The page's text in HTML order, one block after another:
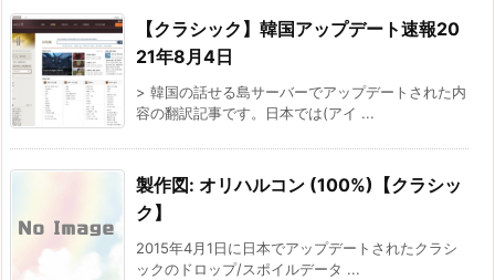
【クラシック】韓国アップデート速報20
21年8月4日
> 韓国の話せる島サーバーでアップデートされた内
容の翻訳記事です。日本では(アイ ...
製作図: オリハルコン (100%)【クラシッ
ク】
2015年4月1日に日本でアップデートされたクラシ
ックのドロップ/スポイルデータ ...